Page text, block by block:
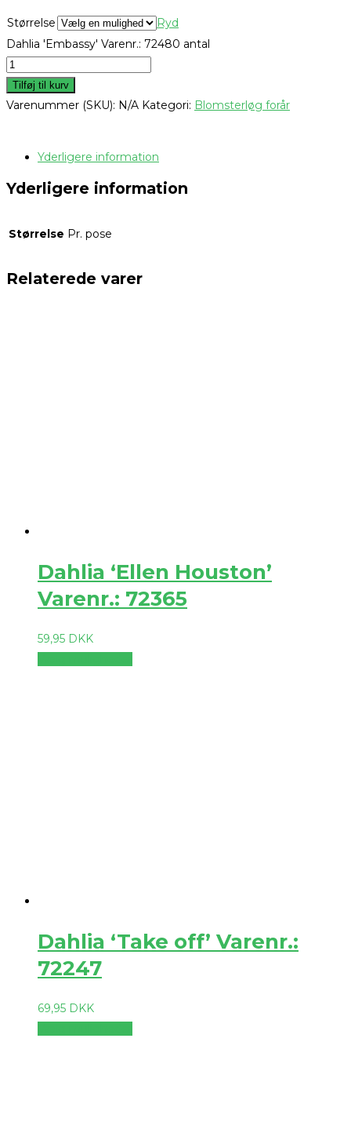
Størrelse
Ryd
Dahlia 'Embassy' Varenr.: 72480 antal
Tilføj til kurv
Varenummer (SKU): N/A Kategori: Blomsterløg forår
Yderligere information
Yderligere information
Størrelse Pr. pose
Relaterede varer
Dahlia ‘Ellen Houston’
Varenr.: 72365
59,95 DKK
Dahlia ‘Take off’ Varenr.:
72247
69,95 DKK